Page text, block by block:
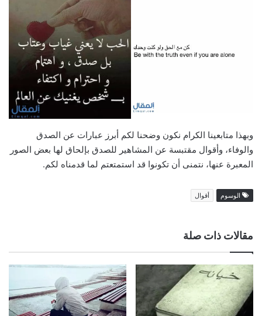
وبهذا متابعينا الكرام نكون وضحنا لكم أبرز عبارات عن الصدق
والوفاء، وأقوال مقتبسة عن المشاهير للصدق بإلحاق لها بعض الصور
المعبرة عنها، نتمنى أن تكونوا قد استمتعتم لما قدمناه لكم.
الوسوم أقوال
مقالات ذات صلة